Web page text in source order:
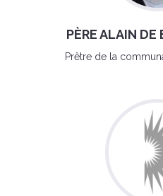
PÈRE ALAIN DE
Prêtre de la